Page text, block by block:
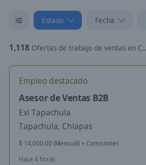
Estado Fecha
1,118 Ofertas de trabajo de ventas en Chiapas
Empleo destacado
Asesor de Ventas B2B
Exi Tapachula
Tapachula, Chiapas
$ 14,000.00 (Mensual) + Comisiones
Hace 4 horas